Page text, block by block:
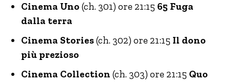
Cinema Uno (ch. 301) ore 21:15 65 Fuga
dalla terra
Cinema Stories(ch. 302) ore 21:15 Il dono
più prezioso
Cinema Collection (ch. 303) ore 21:15 Quo